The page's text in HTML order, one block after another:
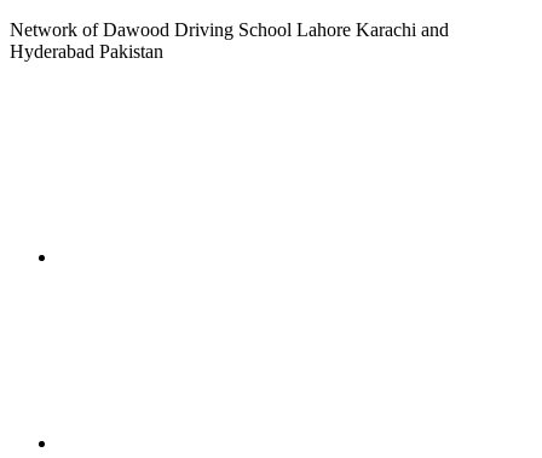
Network of Dawood Driving School Lahore Karachi and
Hyderabad Pakistan